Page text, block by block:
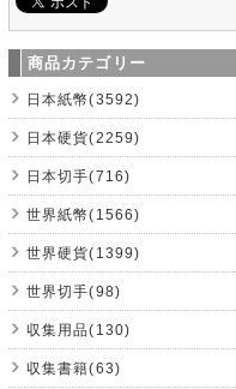
商品カテゴリー
日本紙幣(3592)
日本硬貨(2259)
日本切手(716)
世界紙幣(1566)
世界硬貨(1399)
世界切手(98)
収集用品(130)
収集書籍(63)